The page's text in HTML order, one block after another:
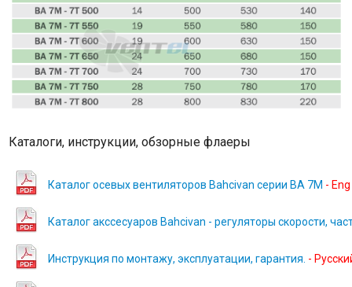
Каталоги, инструкции, обзорные флаеры
Каталог осевых вентиляторов Bahcivan серии BA 7M - Eng
Каталог акссесуаров Bahcivan - регуляторы скорости,
Инструкция по монтажу, эксплуатации, гарантия. -